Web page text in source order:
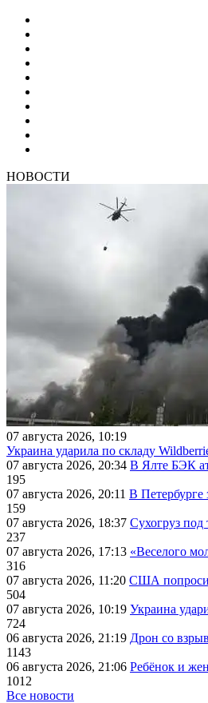
НОВОСТИ
07 августа 2026, 10:19
Украина ударила по складу
07 августа 2026, 20:34 В Ялте БЭК
195
07 августа 2026, 20:11 В Петербурге
159
07 августа 2026, 18:37 Сухогруз
237
07 августа 2026, 17:13 «Веселого
316
07 августа 2026, 11:20 США
504
07 августа 2026, 10:19 Украина
724
06 августа 2026, 21:19 Дрон со
1143
06 августа 2026, 21:06 Ребёнок и
1012
Все новости